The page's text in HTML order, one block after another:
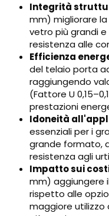
Integrità
mm) migliorare
vetro più grandi
resistenza alle
Efficienza
del telaio porta
raggiungendo
(Fattore U
prestazioni
Idoneità
essenziali per i
grande formato,
resistenza agli
Impatto sui
mm) aggiungere
rispetto alle
maggiore utilizzo